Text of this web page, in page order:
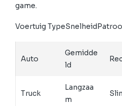
game.
Voertuig
Auto
Gemidde
ld
Truck
Langzaa
m